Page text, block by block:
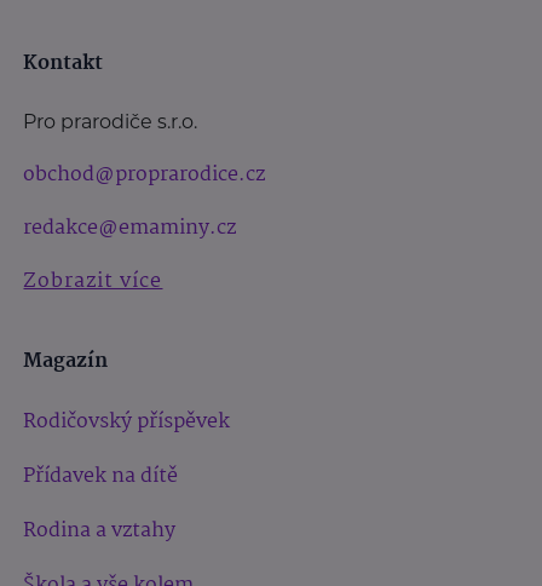
Kontakt
Pro prarodiče s.r.o.
obchod@proprarodice.cz
redakce@emaminy.cz
Zobrazit více
Magazín
Rodičovský příspěvek
Přídavek na dítě
Rodina a vztahy